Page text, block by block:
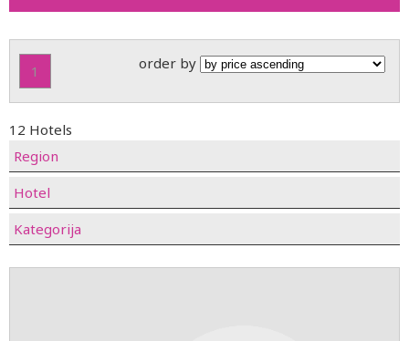
1 order by
12 Hotels
Region
Hotel
Kategorija